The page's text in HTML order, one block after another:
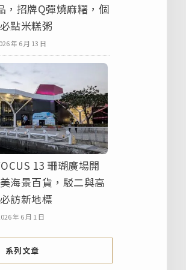
，招牌Q彈燒麻糬，個
點米糕粥
年 6 月 13 日
13 珊瑚廣場開
海景百貨，駁二與高
訪新地標
年 6 月 1 日
系列文章